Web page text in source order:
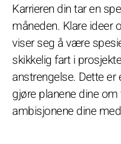
Karrieren din tar en
måneden. Klare ideer
viser seg å være
skikkelig fart i
anstrengelse. Dette
gjøre planene dine
ambisjonene dine